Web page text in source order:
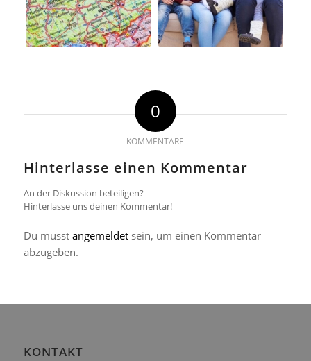
0
KOMMENTARE
Hinterlasse einen Kommentar
An der Diskussion beteiligen?
Hinterlasse uns deinen Kommentar!
Du musst angemeldetsein, um einen Kommentar
abzugeben.
KONTAKT